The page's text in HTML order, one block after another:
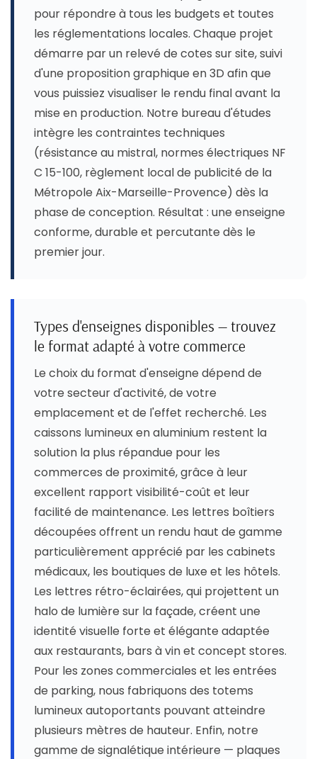
pour répondre à tous les budgets et toutes
les réglementations locales. Chaque projet
démarre par un relevé de cotes sur site, suivi
d'une proposition graphique en 3D afin que
vous puissiez visualiser le rendu final avant la
mise en production. Notre bureau d'études
intègre les contraintes techniques
(résistance au mistral, normes électriques NF
C 15-100, règlement local de publicité de la
Métropole Aix-Marseille-Provence) dès la
phase de conception. Résultat : une enseigne
conforme, durable et percutante dès le
premier jour.
Types d'enseignes disponibles — trouvez
le format adapté à votre commerce
Le choix du format d'enseigne dépend de
votre secteur d'activité, de votre
emplacement et de l'effet recherché. Les
caissons lumineux en aluminium restent la
solution la plus répandue pour les
commerces de proximité, grâce à leur
excellent rapport visibilité-coût et leur
facilité de maintenance. Les lettres boîtiers
découpées offrent un rendu haut de gamme
particulièrement apprécié par les cabinets
médicaux, les boutiques de luxe et les hôtels.
Les lettres rétro-éclairées, qui projettent un
halo de lumière sur la façade, créent une
identité visuelle forte et élégante adaptée
aux restaurants, bars à vin et concept stores.
Pour les zones commerciales et les entrées
de parking, nous fabriquons des totems
lumineux autoportants pouvant atteindre
plusieurs mètres de hauteur. Enfin, notre
gamme de signalétique intérieure — plaques